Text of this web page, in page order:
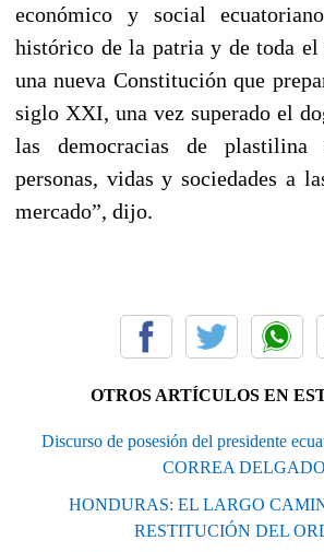
económico y social
histórico de la patria y de toda el
una nueva Constitución que
siglo XXI, una vez superado el
las democracias de plastilina
personas, vidas y sociedades a
mercado”, dijo.
OTROS ARTÍCULOS EN
Discurso de posesión del presidente
CORREA DELGADO
HONDURAS: EL LARGO
RESTITUCIÓN DEL